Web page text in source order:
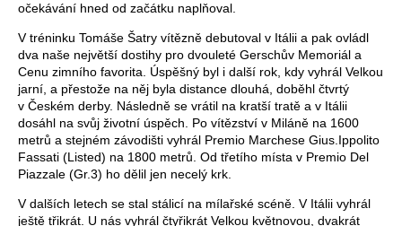
očekávání hned od začátku naplňoval.
V tréninku Tomáše Šatry vítězně debutoval v Itálii a pak ovládl
dva naše největší dostihy pro dvouleté Gerschův Memoriál a
Cenu zimního favorita. Úspěšný byl i další rok, kdy vyhrál Velkou
jarní, a přestože na něj byla distance dlouhá, doběhl čtvrtý
v Českém derby. Následně se vrátil na kratší tratě a v Itálii
dosáhl na svůj životní úspěch. Po vítězství v Miláně na 1600
metrů a stejném závodišti vyhrál Premio Marchese Gius.Ippolito
Fassati (Listed) na 1800 metrů. Od třetího místa v Premio Del
Piazzale (Gr.3) ho dělil jen necelý krk.
V dalších letech se stal stálicí na mílařské scéně. V Itálii vyhrál
ještě třikrát. U nás vyhrál čtyřikrát Velkou květnovou, dvakrát